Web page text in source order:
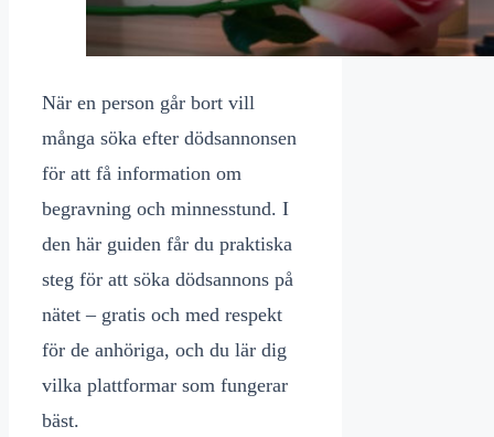
När en person går bort vill
många söka efter dödsannonsen
för att få information om
begravning och minnesstund. I
den här guiden får du praktiska
steg för att söka dödsannons på
nätet – gratis och med respekt
för de anhöriga, och du lär dig
vilka plattformar som fungerar
bäst.